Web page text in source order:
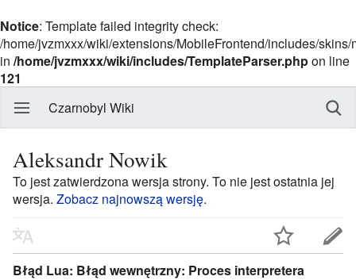
Notice: Template failed integrity check:
/home/jvzmxxx/wiki/extensions/MobileFrontend/includes/
in /home/jvzmxxx/wiki/includes/TemplateParser.phpon line
121
Czarnobyl Wiki
Aleksandr Nowik
To jest zatwierdzona wersja strony. To nie jest ostatnia jej
wersja. Zobacz najnowszą wersję.
Błąd Lua: Błąd wewnętrzny: Proces interpretera